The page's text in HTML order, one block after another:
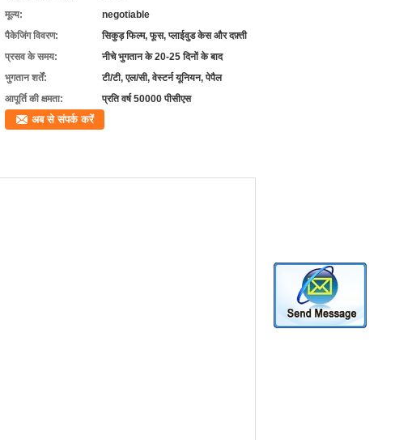
मूल्य:
negotiable
पैकेजिंग विवरण:
सिकुड़ फिल्म, फूस, प्लाईवुड केस और दफ़्ती
प्रसव के समय:
नीचे भुगतान के 20-25 दिनों के बाद
भुगतान शर्तें:
टी/टी, एल/सी, वेस्टर्न यूनियन, पेपैल
आपूर्ति की क्षमता:
प्रति वर्ष 50000 पीसीएस
अब से संपर्क करें